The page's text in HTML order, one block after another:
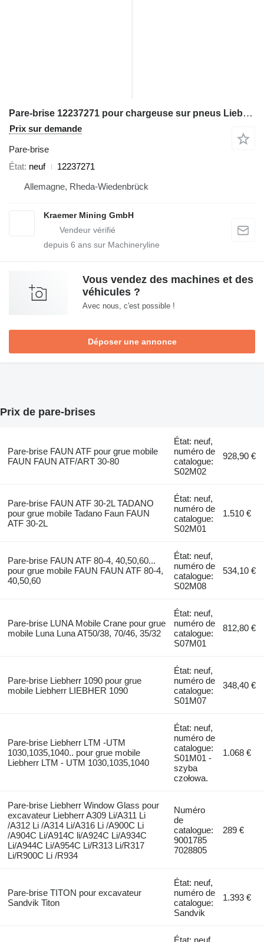
Pare-brise 12237271 pour chargeuse sur pneus Liebherr L506; L508
Prix sur demande
Pare-brise
État neuf
12237271
Allemagne, Rheda-Wiedenbrück
Kraemer Mining GmbH
depuis 6 ans sur Machineryline
Vous vendez des machines et des
véhicules ?
Avec nous, c'est possible !
Déposer une annonce
Prix de pare-brises
Pare-brise FAUN ATF pour grue mobile
FAUN FAUN ATF/ART 30-80
État: neuf,
numéro de
catalogue:
S02M02
928,90 €
Pare-brise FAUN ATF 30-2L TADANO
pour grue mobile Tadano Faun FAUN
ATF 30-2L
État: neuf,
numéro de
catalogue:
S02M01
1.510 €
Pare-brise FAUN ATF 80-4, 40,50,60...
pour grue mobile FAUN FAUN ATF 80-4,
40,50,60
État: neuf,
numéro de
catalogue:
S02M08
534,10 €
Pare-brise LUNA Mobile Crane pour grue
mobile Luna Luna AT50/38, 70/46, 35/32
État: neuf,
numéro de
catalogue:
S07M01
812,80 €
Pare-brise Liebherr 1090 pour grue
mobile Liebherr LIEBHER 1090
État: neuf,
numéro de
catalogue:
S01M07
348,40 €
Pare-brise Liebherr LTM -UTM
1030,1035,1040.. pour grue mobile
Liebherr LTM - UTM 1030,1035,1040
État: neuf,
numéro de
catalogue:
S01M01 -
szyba
czołowa.
1.068 €
Pare-brise Liebherr Window Glass pour
excavateur Liebherr A309 Li/A311 Li
/A312 Li /A314 Li/A316 Li /A900C Li
/A904C Li/A914C li/A924C Li/A934C
Li/A944C Li/A954C Li/R313 Li/R317
Li/R900C Li /R934
Numéro
de
catalogue:
9001785
7028805
289 €
Pare-brise TITON pour excavateur
Sandvik Titon
État: neuf,
numéro de
catalogue:
Sandvik
1.393 €
État: neuf,